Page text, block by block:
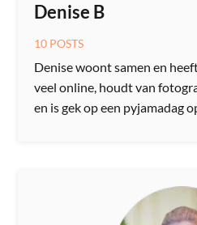
Denise B
10 POSTS
Denise woont samen en
veel online, houdt van
en is gek op een pyjamadag